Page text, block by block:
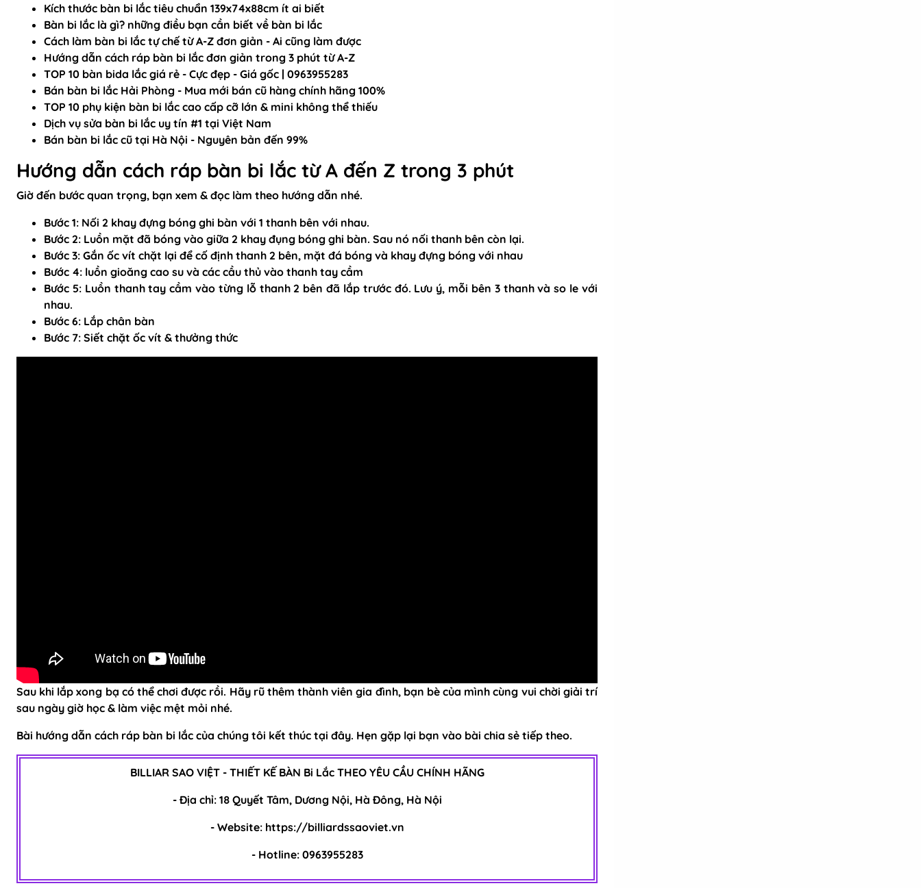
Kích thước bàn bi lắc tiêu chuẩn 139x74x88cm ít ai biết
Bàn bi lắc là gì? những điều bạn cần biết về bàn bi lắc
Cách làm bàn bi lắc tự chế từ A-Z đơn giản - Ai cũng làm được
Hướng dẫn cách ráp bàn bi lắc đơn giản trong 3 phút từ A-Z
TOP 10 bàn bida lắc giá rẻ - Cực đẹp - Giá gốc | 0963955283
Bán bàn bi lắc Hải Phòng - Mua mới bán cũ hàng chính hãng 100%
TOP 10 phụ kiện bàn bi lắc cao cấp cỡ lớn & mini không thể thiếu
Dịch vụ sửa bàn bi lắc uy tín #1 tại Việt Nam
Bán bàn bi lắc cũ tại Hà Nội - Nguyên bản đến 99%
Hướng dẫn cách ráp bàn bi lắc từ A đến Z trong 3 phút
Giờ đến bước quan trọng, bạn xem & đọc làm theo hướng dẫn nhé.
Bước 1: Nối 2 khay đựng bóng ghi bàn với 1 thanh bên với nhau.
Bước 2: Luồn mặt đã bóng vào giữa 2 khay đụng bóng ghi bàn. Sau nó nối thanh bên còn lại.
Bước 3: Gắn ốc vít chặt lại để cố định thanh 2 bên, mặt đá bóng và khay đựng bóng với nhau
Bước 4: luồn gioăng cao su và các cầu thủ vào thanh tay cầm
Bước 5: Luồn thanh tay cầm vào từng lỗ thanh 2 bên đã lắp trước đó. Lưu ý, mỗi bên 3 thanh và so le với
nhau.
Bước 6: Lắp chân bàn
Bước 7: Siết chặt ốc vít & thưởng thức
Sau khi lắp xong bạ có thể chơi được rồi. Hãy rũ thêm thành viên gia đình, bạn bè của mình cùng vui chời giải trí
sau ngày giờ học & làm việc mệt mỏi nhé.
Bài hướng dẫn cách ráp bàn bi lắc của chúng tôi kết thúc tại đây. Hẹn gặp lại bạn vào bài chia sẻ tiếp theo.
BILLIAR SAO VIỆT - THIẾT KẾ BÀN Bi LắcTHEO YÊU CẦU CHÍNH HÃNG
- Địa chỉ: 18 Quyết Tâm, Dương Nội, Hà Đông, Hà Nội
- Website: https://billiardssaoviet.vn
- Hotline: 0963955283